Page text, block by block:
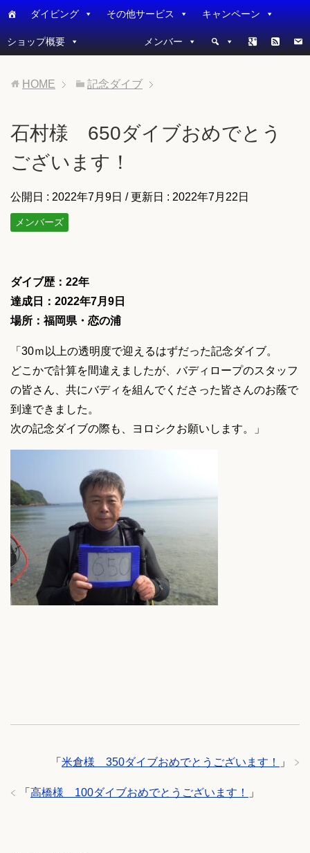
ダイビング その他サービス キャンペーン
ショップ概要 メンバー
HOME 記念ダイブ
石村様 650ダイブおめでとう
ございます！
公開日 : 2022年7月9日 / 更新日 : 2022年7月22日
メンバーズ
ダイブ歴：22年
達成日：2022年7月9日
場所：福岡県・恋の浦
「30ｍ以上の透明度で迎えるはずだった記念ダイブ。
どこかで計算を間違えましたが、バディロープのスタッフ
の皆さん、共にバディを組んでくださった皆さんのお蔭で
到達できました。
次の記念ダイブの際も、ヨロシクお願いします。」
「 米倉様 350ダイブおめでとうございます！ 」
「 高橋様 100ダイブおめでとうございます！ 」